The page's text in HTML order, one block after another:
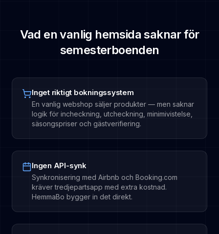
Vad en vanlig hemsida saknar för
semesterboenden
Inget riktigt bokningssystem
En vanlig webshop säljer produkter — men saknar
logik för incheckning, utcheckning, minimivistelse,
säsongspriser och gästverifiering.
Ingen API-synk
Synkronisering med Airbnb och Booking.com
kräver tredjepartsapp med extra kostnad.
HemmaBo bygger in det direkt.